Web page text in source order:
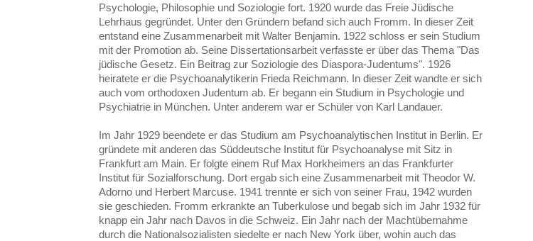
Psychologie, Philosophie und Soziologie fort. 1920 wurde das Freie Jüdische
Lehrhaus gegründet. Unter den Gründern befand sich auch Fromm. In dieser Zeit
entstand eine Zusammenarbeit mit Walter Benjamin. 1922 schloss er sein Studium
mit der Promotion ab. Seine Dissertationsarbeit verfasste er über das Thema "Das
jüdische Gesetz. Ein Beitrag zur Soziologie des Diaspora-Judentums". 1926
heiratete er die Psychoanalytikerin Frieda Reichmann. In dieser Zeit wandte er sich
auch vom orthodoxen Judentum ab. Er begann ein Studium in Psychologie und
Psychiatrie in München. Unter anderem war er Schüler von Karl Landauer.
Im Jahr 1929 beendete er das Studium am Psychoanalytischen Institut in Berlin. Er
gründete mit anderen das Süddeutsche Institut für Psychoanalyse mit Sitz in
Frankfurt am Main. Er folgte einem Ruf Max Horkheimers an das Frankfurter
Institut für Sozialforschung. Dort ergab sich eine Zusammenarbeit mit Theodor W.
Adorno und Herbert Marcuse. 1941 trennte er sich von seiner Frau, 1942 wurden
sie geschieden. Fromm erkrankte an Tuberkulose und begab sich im Jahr 1932 für
knapp ein Jahr nach Davos in die Schweiz. Ein Jahr nach der Machtübernahme
durch die Nationalsozialisten siedelte er nach New York über, wohin auch das